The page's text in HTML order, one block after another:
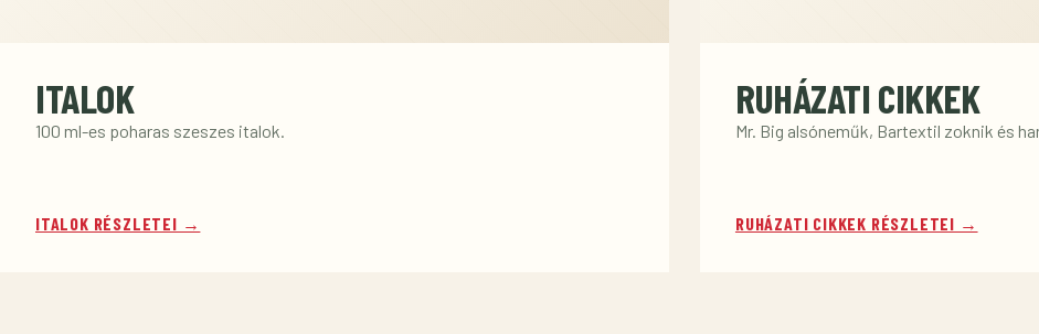
ITALOK
100 ml-es poharas szeszes italok.
ITALOK RÉSZLETEI →
RUHÁZATI CIKKEK
Mr. Big alsóneműk, Bartextil zoknik és
RUHÁZATI CIKKEK RÉSZLETEI →